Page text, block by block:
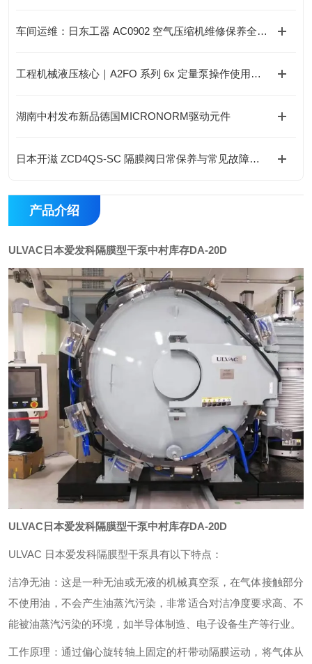
车间运维：日东工器 AC0902 空气压缩机维修保养全攻略
工程机械液压核心｜A2FO 系列 6x 定量泵操作使用实操手册
湖南中村发布新品德国MICRONORM驱动元件
日本开滋 ZCD4QS-SC 隔膜阀日常保养与常见故障维修规范
产品介绍
ULVAC日本爱发科隔膜型干泵中村库存DA-20D
ULVAC日本爱发科隔膜型干泵中村库存DA-20D
ULVAC 日本爱发科隔膜型干泵具有以下特点：
洁净无油：这是一种无油或无液的机械真空泵，在气体接触部分
不使用油，不会产生油蒸汽污染，非常适合对洁净度要求高、不
能被油蒸汽污染的环境，如半导体制造、电子设备生产等行业。
工作原理：通过偏心旋转轴上固定的杆带动隔膜运动，将气体从